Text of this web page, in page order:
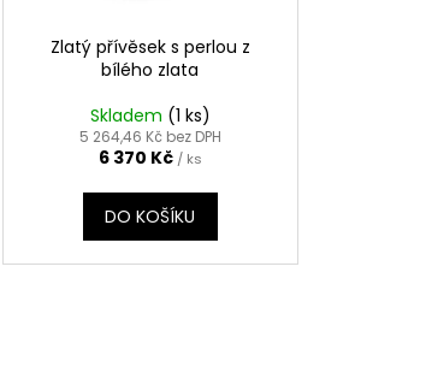
Zlatý přívěsek s perlou z
bílého zlata
Skladem (1 ks)
5 264,46 Kč bez DPH
6 370 Kč / ks
DO KOŠÍKU